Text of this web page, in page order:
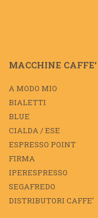
MACCHINE CAFFE’
A MODO MIO
BIALETTI
BLUE
CIALDA / ESE
ESPRESSO POINT
FIRMA
IPERESPRESSO
SEGAFREDO
DISTRIBUTORI CAFFE’